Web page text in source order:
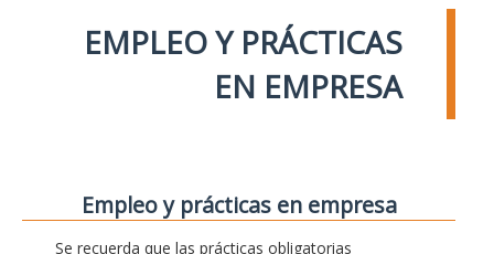
EMPLEO Y PRÁCTICAS
EN EMPRESA
Empleo y prácticas en empresa
Se recuerda que las prácticas obligatorias